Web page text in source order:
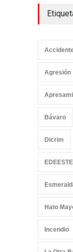
Agresión
Bávaro
Dicrim
EDEESTE
Hato
Incendio